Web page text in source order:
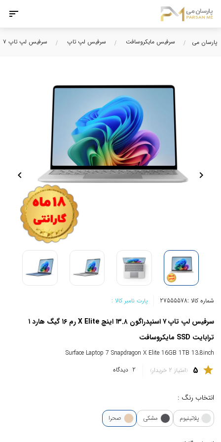
پارسان می سرفیس مایکروسافت سرفیس لپ تاپ سرفیس لپ تاپ ۷
chevron_right
chevron_left
شماره کالا :27555578 پارت نامبر کالا :
سرفیس لپ تاپ ۷ اسنپدراگون ۱۳.۸ اینچ X Elite رم ۱۶ گیگ هارد ۱
ترابایت SSD مایکروسافت
Surface Laptop 7 Snapdragon X Elite 16GB 1TB 13.8inch
star
5 امتیاز 2 خریدار 2 دیدگاه
انتخاب رنگ :
پلاتینیوم مشکی صحرا